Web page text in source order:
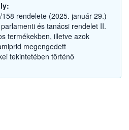
rendelete (2025. január 29.)
és tanácsi rendelet II.
termékekben, illetve azok
megengedett
tekintetében történő